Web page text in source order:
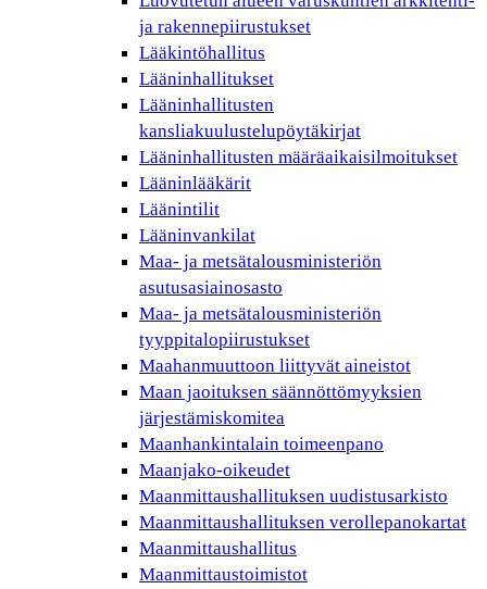
ja rakennepiirustukset
Lääkintöhallitus
Lääninhallitukset
Lääninhallitusten
kansliakuulustelupöytäkirjat
Lääninhallitusten määräaikaisilmoitukset
Lääninlääkärit
Läänintilit
Lääninvankilat
Maa- ja metsätalousministeriön
asutusasiainosasto
Maa- ja metsätalousministeriön
tyyppitalopiirustukset
Maahanmuuttoon liittyvät aineistot
Maan jaoituksen säännöttömyyksien
järjestämiskomitea
Maanhankintalain toimeenpano
Maanjako-oikeudet
Maanmittaushallituksen uudistusarkisto
Maanmittaushallituksen verollepanokartat
Maanmittaushallitus
Maanmittaustoimistot